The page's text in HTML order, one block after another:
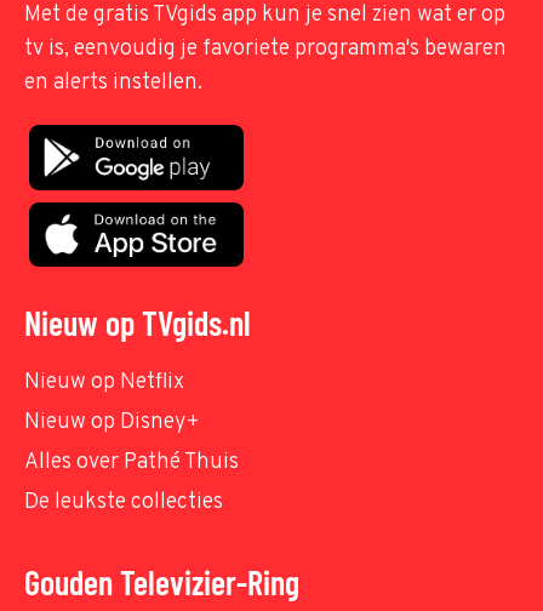
Met de gratis TVgids app kun je snel zien wat er op
tv is, eenvoudig je favoriete programma's bewaren
en alerts instellen.
Nieuw op TVgids.nl
Nieuw op Netflix
Nieuw op Disney+
Alles over Pathé Thuis
De leukste collecties
Gouden Televizier-Ring